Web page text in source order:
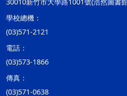
學校總機：
(03)571-2121
電話：
(03)573-1866
傳真：
(03)571-0638